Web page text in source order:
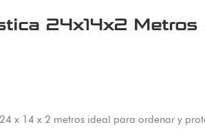
24x14x2 Metros
x 14 x 2 metros ideal para ordenar y